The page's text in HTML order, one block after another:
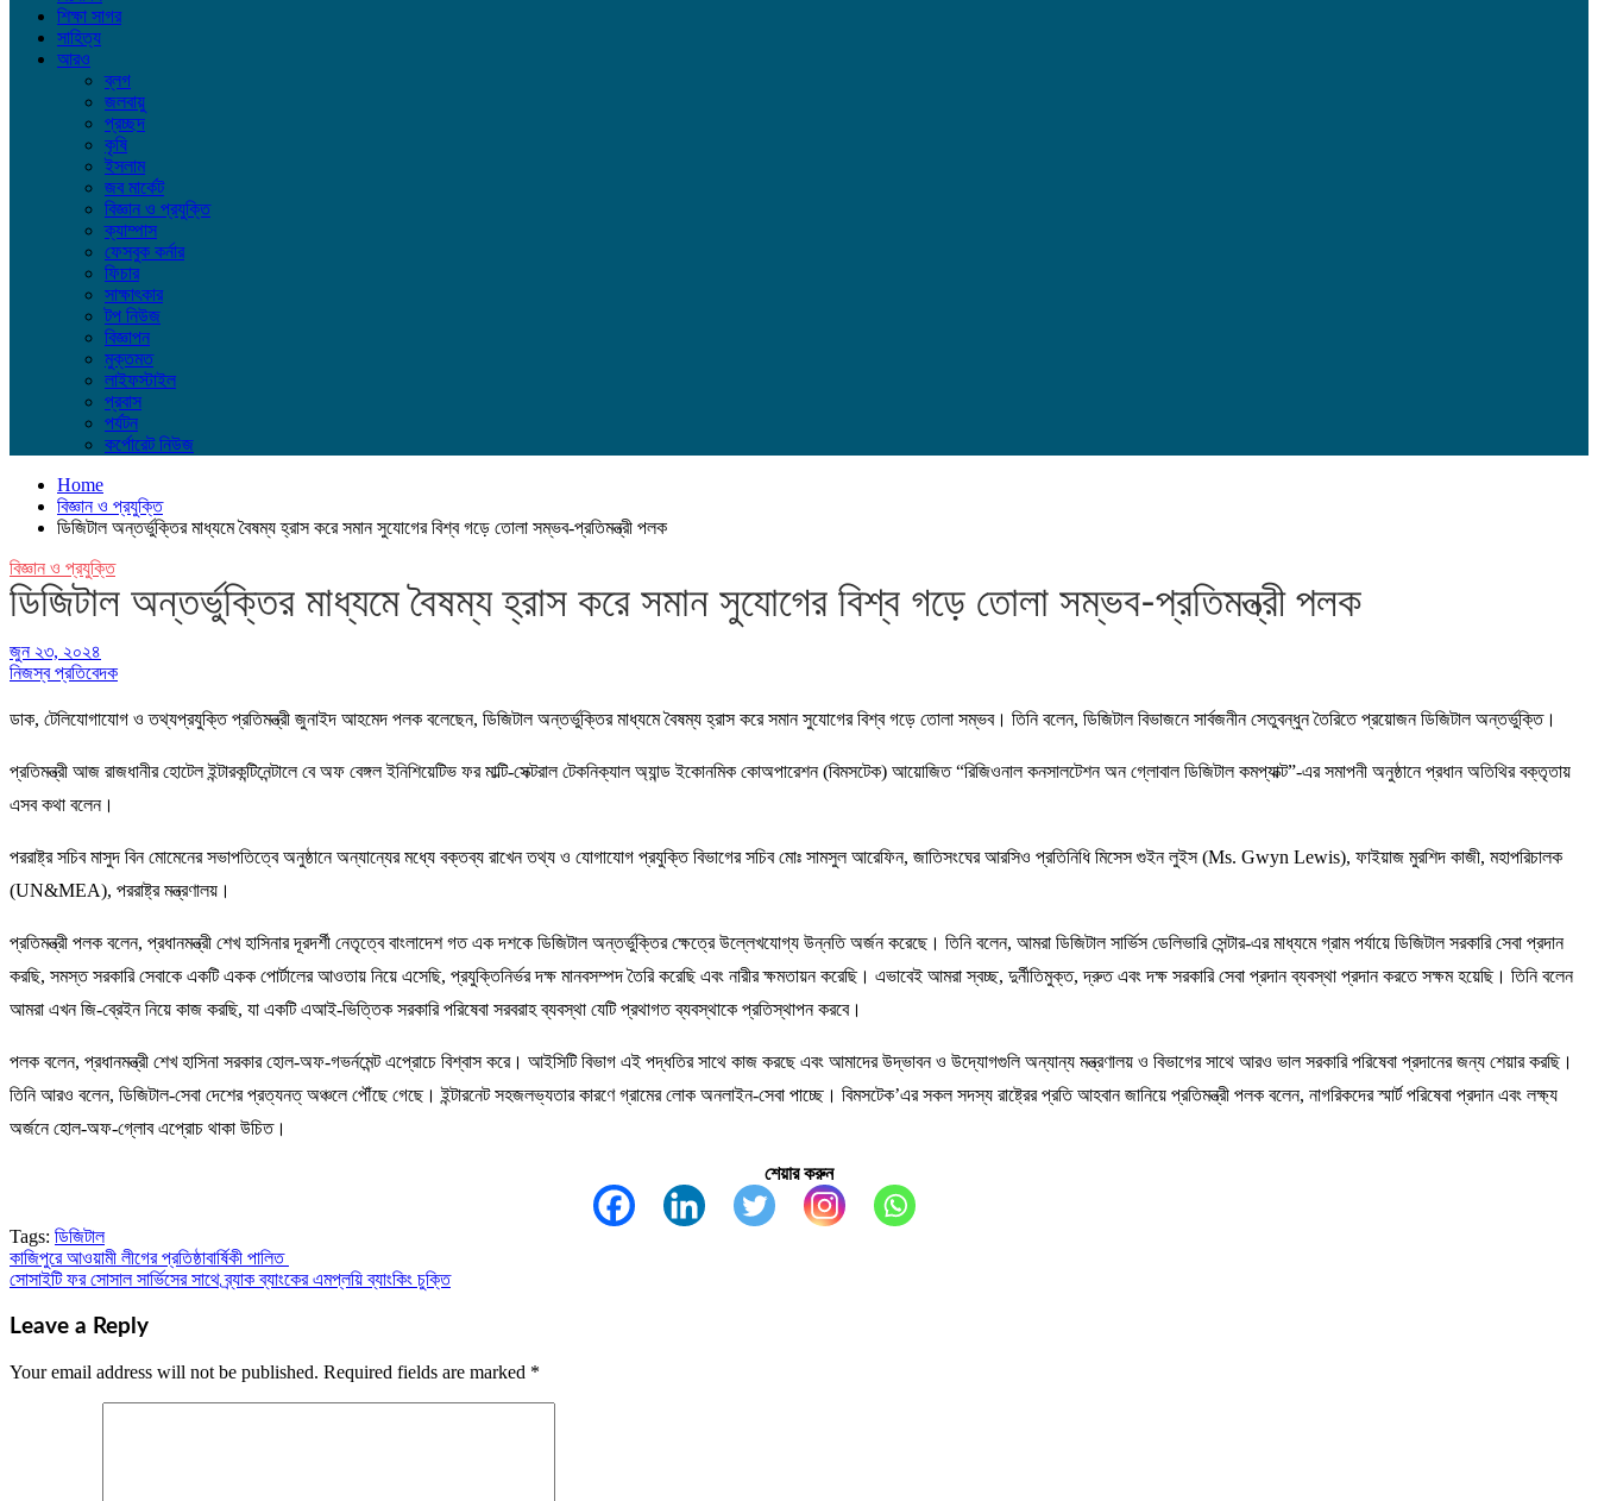
শিক্ষা সাগর
সাহিত্য
আরও
ব্লগ
জলবায়ু
প্রচ্ছদ
কৃষি
ইসলাম
জব মার্কেট
বিজ্ঞান ও প্রযুক্তি
ক্যাম্পাস
ফেসবুক কর্নার
ফিচার
সাক্ষাৎকার
টপ নিউজ
বিজ্ঞাপন
মুক্তমত
লাইফস্টাইল
প্রবাস
পর্যটন
কর্পোরেট নিউজ
Home
বিজ্ঞান ও প্রযুক্তি
ডিজিটাল অন্তর্ভুক্তির মাধ্যমে বৈষম্য হ্রাস করে সমান সুযোগের বিশ্ব গড়ে তোলা সম্ভব-প্রতিমন্ত্রী পলক
বিজ্ঞান ও প্রযুক্তি
ডিজিটাল অন্তর্ভুক্তির মাধ্যমে বৈষম্য হ্রাস করে সমান সুযোগের বিশ্ব গড়ে তোলা সম্ভব-প্রতিমন্ত্রী পলক
জুন ২৩, ২০২৪
নিজস্ব প্রতিবেদক
ডাক, টেলিযোগাযোগ ও তথ্যপ্রযুক্তি প্রতিমন্ত্রী জুনাইদ আহমেদ পলক বলেছেন, ডিজিটাল অন্তর্ভুক্তির মাধ্যমে বৈষম্য হ্রাস করে সমান সুযোগের বিশ্ব গড়ে তোলা সম্ভব। তিনি বলেন, ডিজিটাল বিভাজনে সার্বজনীন সেতুবন্ধুন তৈরিতে প্রয়োজন ডিজিটাল অন্তর্ভুক্তি।
প্রতিমন্ত্রী আজ রাজধানীর হোটেল ইন্টারকন্টিনেন্টালে বে অফ বেঙ্গল ইনিশিয়েটিভ ফর মাল্টি-সেক্টরাল টেকনিক্যাল অ্যান্ড ইকোনমিক কোঅপারেশন (বিমসটেক) আয়োজিত “রিজিওনাল কনসালটেশন অন গ্লোবাল ডিজিটাল কমপ্যাক্ট”-এর সমাপনী অনুষ্ঠানে প্রধান অতিথির বক্তৃতায়
এসব কথা বলেন।
পররাষ্ট্র সচিব মাসুদ বিন মোমেনের সভাপতিত্বে অনুষ্ঠানে অন্যান্যের মধ্যে বক্তব্য রাখেন তথ্য ও যোগাযোগ প্রযুক্তি বিভাগের সচিব মোঃ সামসুল আরেফিন, জাতিসংঘের আরসিও প্রতিনিধি মিসেস গুইন লুইস (Ms. Gwyn Lewis), ফাইয়াজ মুরশিদ কাজী, মহাপরিচালক
(UN&MEA), পররাষ্ট্র মন্ত্রণালয়।
প্রতিমন্ত্রী পলক বলেন, প্রধানমন্ত্রী শেখ হাসিনার দূরদর্শী নেতৃত্বে বাংলাদেশ গত এক দশকে ডিজিটাল অন্তর্ভুক্তির ক্ষেত্রে উল্লেখযোগ্য উন্নতি অর্জন করেছে। তিনি বলেন, আমরা ডিজিটাল সার্ভিস ডেলিভারি সেন্টার-এর মাধ্যমে গ্রাম পর্যায়ে ডিজিটাল সরকারি সেবা প্রদান
করছি, সমস্ত সরকারি সেবাকে একটি একক পোর্টালের আওতায় নিয়ে এসেছি, প্রযুক্তিনির্ভর দক্ষ মানবসম্পদ তৈরি করেছি এবং নারীর ক্ষমতায়ন করেছি। এভাবেই আমরা স্বচ্ছ, দুর্নীতিমুক্ত, দ্রুত এবং দক্ষ সরকারি সেবা প্রদান ব্যবস্থা প্রদান করতে সক্ষম হয়েছি। তিনি বলেন
আমরা এখন জি-ব্রেইন নিয়ে কাজ করছি, যা একটি এআই-ভিত্তিক সরকারি পরিষেবা সরবরাহ ব্যবস্থা যেটি প্রথাগত ব্যবস্থাকে প্রতিস্থাপন করবে।
পলক বলেন, প্রধানমন্ত্রী শেখ হাসিনা সরকার হোল-অফ-গভর্নমেন্ট এপ্রোচে বিশ্বাস করে। আইসিটি বিভাগ এই পদ্ধতির সাথে কাজ করছে এবং আমাদের উদ্ভাবন ও উদ্যোগগুলি অন্যান্য মন্ত্রণালয় ও বিভাগের সাথে আরও ভাল সরকারি পরিষেবা প্রদানের জন্য শেয়ার করছি।
তিনি আরও বলেন, ডিজিটাল-সেবা দেশের প্রত্যনত্ অঞ্চলে পৌঁছে গেছে। ইন্টারনেট সহজলভ্যতার কারণে গ্রামের লোক অনলাইন-সেবা পাচ্ছে। বিমসটেক’এর সকল সদস্য রাষ্ট্রের প্রতি আহবান জানিয়ে প্রতিমন্ত্রী পলক বলেন, নাগরিকদের স্মার্ট পরিষেবা প্রদান এবং লক্ষ্য
অর্জনে হোল-অফ-গ্লোব এপ্রোচ থাকা উচিত।
শেয়ার করুন
Tags: ডিজিটাল
Post
navigation
কাজিপুরে আওয়ামী লীগের প্রতিষ্ঠাবার্ষিকী পালিত
সোসাইটি ফর সোসাল সার্ভিসের সাথে ব্র্যাক ব্যাংকের এমপ্লয়ি ব্যাংকিং চুক্তি
Leave a Reply
Your email address will not be published. Required fields are marked *